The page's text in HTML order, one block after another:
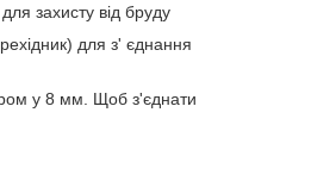
захисту від бруду
для з' єднання
у 8 мм. Щоб з'єднати